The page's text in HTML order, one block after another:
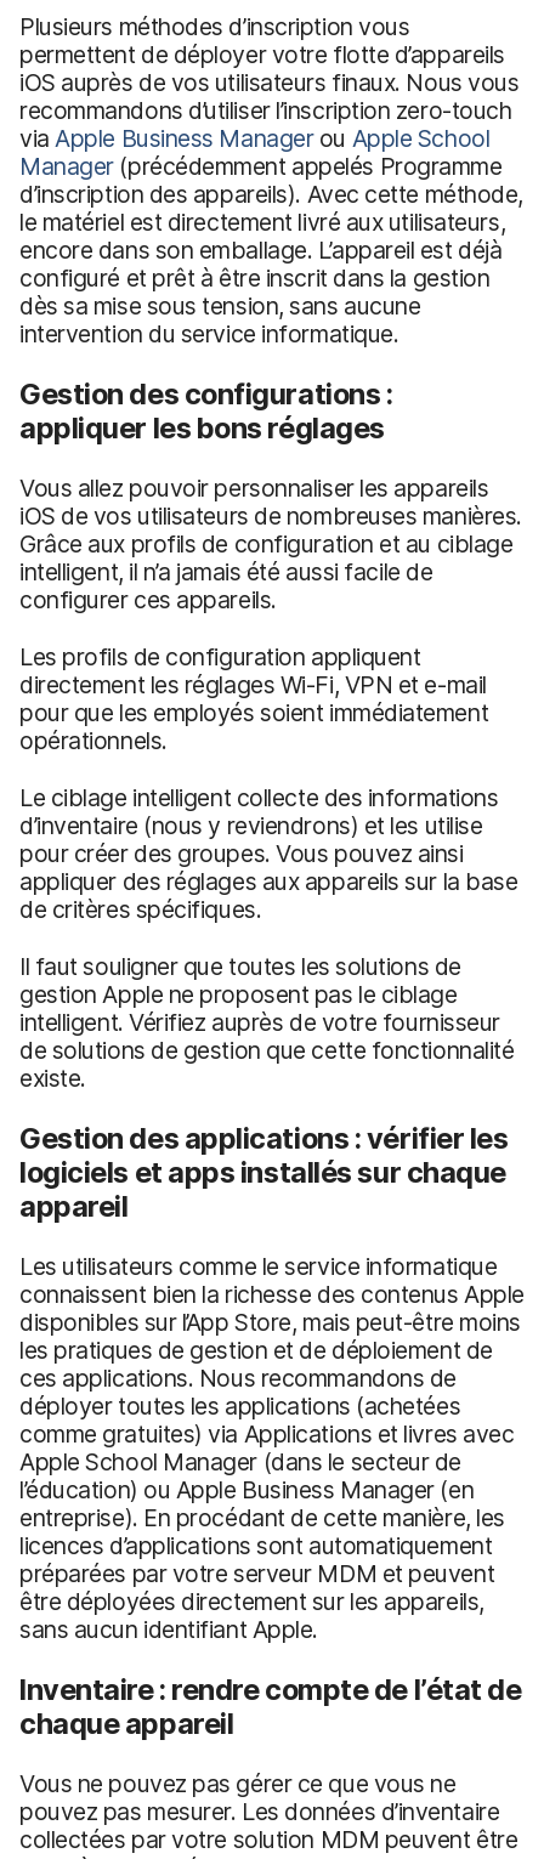
Plusieurs méthodes d’inscription vous
permettent de déployer votre flotte d’appareils
iOS auprès de vos utilisateurs finaux. Nous vous
recommandons d’utiliser l’inscription zero-touch
via Apple Business Managerou Apple School
Manager(précédemment appelés Programme
d’inscription des appareils). Avec cette méthode,
le matériel est directement livré aux utilisateurs,
encore dans son emballage. L’appareil est déjà
configuré et prêt à être inscrit dans la gestion
dès sa mise sous tension, sans aucune
intervention du service informatique.
Gestion des configurations :
appliquer les bons réglages
Vous allez pouvoir personnaliser les appareils
iOS de vos utilisateurs de nombreuses manières.
Grâce aux profils de configuration et au ciblage
intelligent, il n’a jamais été aussi facile de
configurer ces appareils.
Les profils de configuration appliquent
directement les réglages Wi-Fi, VPN et e-mail
pour que les employés soient immédiatement
opérationnels.
Le ciblage intelligent collecte des informations
d’inventaire (nous y reviendrons) et les utilise
pour créer des groupes. Vous pouvez ainsi
appliquer des réglages aux appareils sur la base
de critères spécifiques.
Il faut souligner que toutes les solutions de
gestion Apple ne proposent pas le ciblage
intelligent. Vérifiez auprès de votre fournisseur
de solutions de gestion que cette fonctionnalité
existe.
Gestion des applications : vérifier les
logiciels et apps installés sur chaque
appareil
Les utilisateurs comme le service informatique
connaissent bien la richesse des contenus Apple
disponibles sur l’App Store, mais peut-être moins
les pratiques de gestion et de déploiement de
ces applications. Nous recommandons de
déployer toutes les applications (achetées
comme gratuites) via Applications et livres avec
Apple School Manager (dans le secteur de
l’éducation) ou Apple Business Manager (en
entreprise). En procédant de cette manière, les
licences d’applications sont automatiquement
préparées par votre serveur MDM et peuvent
être déployées directement sur les appareils,
sans aucun identifiant Apple.
Inventaire : rendre compte de l’état de
chaque appareil
Vous ne pouvez pas gérer ce que vous ne
pouvez pas mesurer. Les données d’inventaire
collectées par votre solution MDM peuvent être